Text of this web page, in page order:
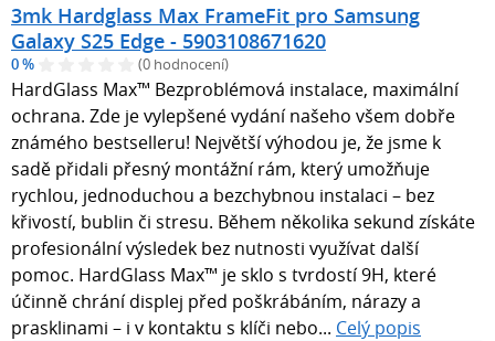
3mk Hardglass Max FrameFit pro Samsung
Galaxy S25 Edge - 5903108671620
0 % (0 hodnocení)
HardGlass Max™ Bezproblémová instalace, maximální
ochrana. Zde je vylepšené vydání našeho všem dobře
známého bestselleru! Největší výhodou je, že jsme k
sadě přidali přesný montážní rám, který umožňuje
rychlou, jednoduchou a bezchybnou instalaci – bez
křivostí, bublin či stresu. Během několika sekund získáte
profesionální výsledek bez nutnosti využívat další
pomoc. HardGlass Max™ je sklo s tvrdostí 9H, které
účinně chrání displej před poškrábáním, nárazy a
prasklinami – i v kontaktu s klíči nebo... Celý popis